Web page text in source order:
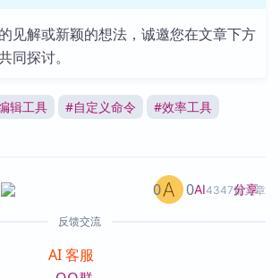
见解或新颖的想法，诚邀您在文章下方
同探讨。
辑工具 #自定义命令 #效率工具
AI4347篇文章
0 0 分享
反馈交流
AI 客服